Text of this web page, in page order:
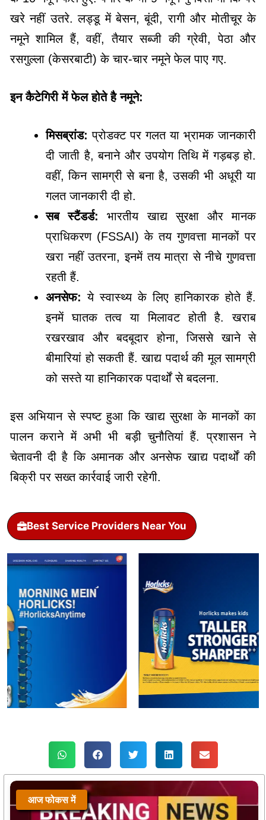
खरे नहीं उतरे. लड्डू में बेसन, बूंदी, रागी और मोतीचूर के
नमूने शामिल हैं, वहीं, तैयार सब्जी की ग्रेवी, पेठा और
रसगुल्ला (केसरबाटी) के चार-चार नमूने फेल पाए गए.
इन कैटेगिरी में फेल होते है नमूने:
मिसब्रांड: प्रोडक्ट पर गलत या भ्रामक जानकारी
दी जाती है, बनाने और उपयोग तिथि में गड़बड़ हो.
वहीं, किन सामग्री से बना है, उसकी भी अधूरी या
गलत जानकारी दी हो.
सब स्टैंडर्ड: भारतीय खाद्य सुरक्षा और मानक
प्राधिकरण (FSSAI) के तय गुणवत्ता मानकों पर
खरा नहीं उतरना, इनमें तय मात्रा से नीचे गुणवत्ता
रहती हैं.
अनसेफ: ये स्वास्थ्य के लिए हानिकारक होते हैं.
इनमें घातक तत्व या मिलावट होती है. खराब
रखरखाव और बदबूदार होना, जिससे खाने से
बीमारियां हो सकती हैं. खाद्य पदार्थ की मूल सामग्री
को सस्ते या हानिकारक पदार्थों से बदलना.
इस अभियान से स्पष्ट हुआ कि खाद्य सुरक्षा के मानकों का
पालन कराने में अभी भी बड़ी चुनौतियां हैं. प्रशासन ने
चेतावनी दी है कि अमानक और अनसेफ खाद्य पदार्थों की
बिक्री पर सख्त कार्रवाई जारी रहेगी.
Best Service Providers Near You
आज फोकस में